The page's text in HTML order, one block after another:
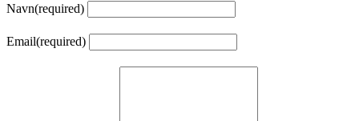
Navn(required)
Email(required)